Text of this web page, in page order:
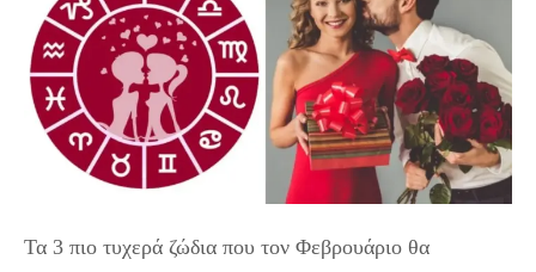
Τα 3 πιο τυχερά ζώδια που τον Φεβρουάριο θα